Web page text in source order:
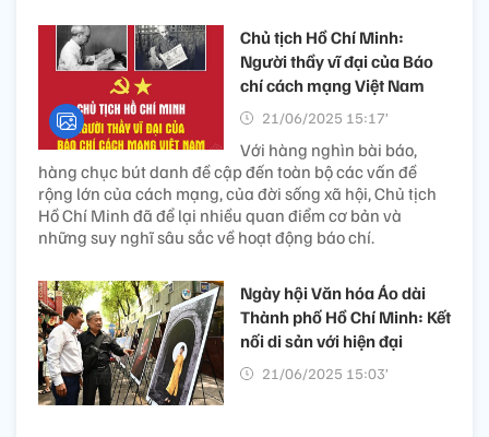
Chủ tịch Hồ Chí Minh:
Người thầy vĩ đại của Báo
chí cách mạng Việt Nam
21/06/2025 15:17’
Với hàng nghìn bài báo,
hàng chục bút danh đề cập đến toàn bộ các vấn đề
rộng lớn của cách mạng, của đời sống xã hội, Chủ tịch
Hồ Chí Minh đã để lại nhiều quan điểm cơ bản và
những suy nghĩ sâu sắc về hoạt động báo chí.
Ngày hội Văn hóa Áo dài
Thành phố Hồ Chí Minh: Kết
nối di sản với hiện đại​
21/06/2025 15:03’